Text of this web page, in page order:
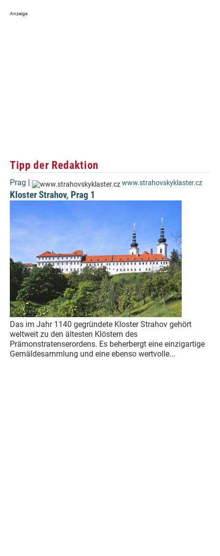
Tipp der Redaktion
Prag | www.strahovskyklaster.cz
Kloster Strahov, Prag 1
Das im Jahr 1140 gegründete Kloster Strahov gehört
weltweit zu den ältesten Klöstern des
Prämonstratenserordens. Es beherbergt eine einzigartige
Gemäldesammlung und eine ebenso wertvolle...